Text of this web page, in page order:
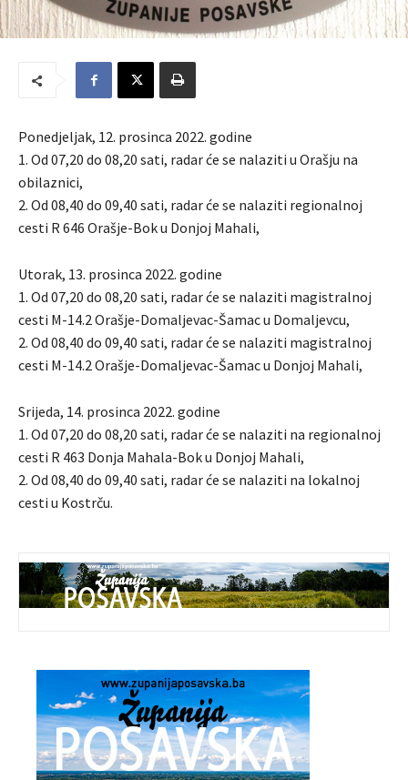
Ponedjeljak, 12. prosinca 2022. godine
1. Od 07,20 do 08,20 sati, radar će se nalaziti u Orašju na
obilaznici,
2. Od 08,40 do 09,40 sati, radar će se nalaziti regionalnoj
cesti R 646 Orašje-Bok u Donjoj Mahali,
Utorak, 13. prosinca 2022. godine
1. Od 07,20 do 08,20 sati, radar će se nalaziti magistralnoj
cesti M-14.2 Orašje-Domaljevac-Šamac u Domaljevcu,
2. Od 08,40 do 09,40 sati, radar će se nalaziti magistralnoj
cesti M-14.2 Orašje-Domaljevac-Šamac u Donjoj Mahali,
Srijeda, 14. prosinca 2022. godine
1. Od 07,20 do 08,20 sati, radar će se nalaziti na regionalnoj
cesti R 463 Donja Mahala-Bok u Donjoj Mahali,
2. Od 08,40 do 09,40 sati, radar će se nalaziti na lokalnoj
cesti u Kostrču.